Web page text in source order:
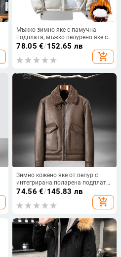
Мъжко зимно яке с памучна
подплата, мъжко велурено яке с
памучна подплата и яка, модно
яке за хляб с памучна подплата,
комплект яке с щампа
78.05 €/152.65 лв
add_shopping_cart
Зимно кожено яке от велур с
интегрирана поларена подплата,
удебелено кожено яке за мъже,
кожено яке от агнешка кожа за
мотоциклети на едро
74.56 €/145.83 лв
add_shopping_cart